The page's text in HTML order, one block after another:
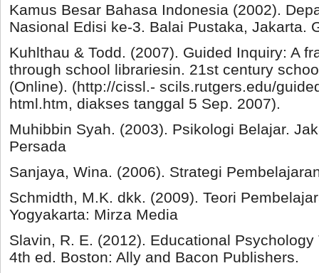
Kamus Besar Bahasa Indonesia (2002).
Nasional Edisi ke-3. Balai Pustaka, Jakarta.
Kuhlthau & Todd. (2007). Guided Inquiry: A
through school librariesin. 21st century
(Online). (http://cissl.- scils.rutgers.edu/
html.htm, diakses tanggal 5 Sep. 2007).
Muhibbin Syah. (2003). Psikologi Belajar.
Persada
Sanjaya, Wina. (2006). Strategi
Schmidth, M.K. dkk. (2009). Teori
Yogyakarta: Mirza Media
Slavin, R. E. (2012). Educational
4th ed. Boston: Ally and Bacon Publishers.